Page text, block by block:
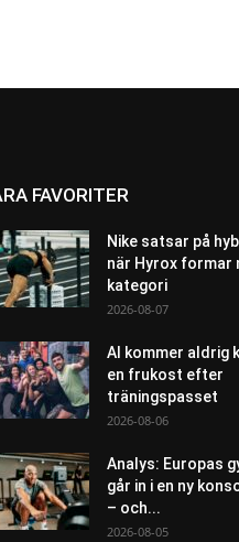
FAVORITER
Nike satsar på
när Hyrox formar
kategori
2026-08-07
AI kommer aldrig
en frukost efter
träningspasset
2026-08-06
Analys: Europas
går in i en ny
– och...
2026-08-05